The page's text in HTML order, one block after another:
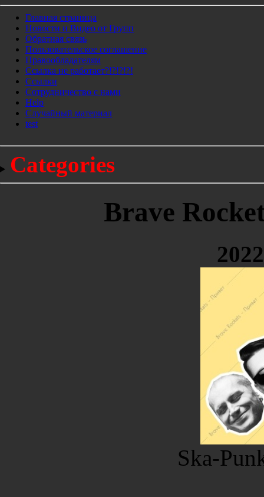
Главная страница
Новости и Видео от Групп
Обратная связь
Пользовательское соглашение
Правообладателям
Ссылка не работает?!?!?!?!
Ссылки
Сотрудничество с нами
Help
Cлучайный материал
test
Categories
Brave
Ska-